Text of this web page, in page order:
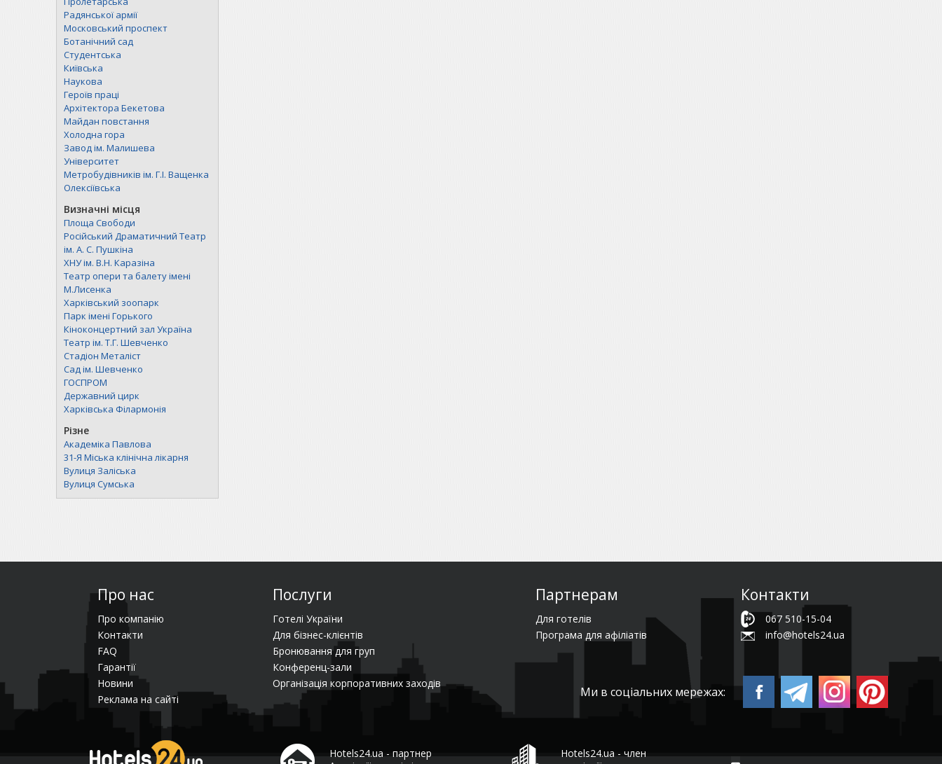
Радянської армії
Московський проспект
Ботанічний сад
Студентська
Київська
Наукова
Героїв праці
Архітектора Бекетова
Майдан повстання
Холодна гора
Завод ім. Малишева
Університет
Метробудівників ім. Г.І. Ващенка
Олексіївська
Визначні місця
Площа Свободи
Російський Драматичний Театр
ім. А. C. Пушкіна
ХНУ ім. В.Н. Каразіна
Театр опери та балету імені
М.Лисенка
Харківський зоопарк
Парк імені Горького
Кіноконцертний зал Україна
Театр ім. Т.Г. Шевченко
Стадіон Металіст
Сад ім. Шевченко
ГОСПРОМ
Державний цирк
Харківська Філармонія
Різне
Академіка Павлова
31-Я Міська клінічна лікарня
Вулиця Заліська
Вулиця Сумська
Про нас
Про компанію
Контакти
FAQ
Гарантії
Новини
Реклама на сайті
Послуги
Готелі України
Для бізнес-клієнтів
Бронювання для груп
Конференц-зали
Організація корпоративних заходів
Партнерам
Для готелів
Програма для афіліатів
Контакти
067 510-15-04
info@hotels24.ua
Ми в соціальних мережах:
Hotels24.ua - партнер
Hotels24.ua - член